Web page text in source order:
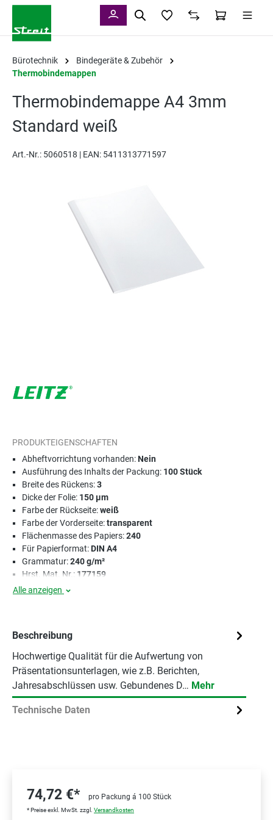
Bürotechnik
Bindegeräte & Zubehör
Thermobindemappen
Thermobindemappe A4 3mm
Standard weiß
Art.-Nr.: 5060518 | EAN: 5411313771597
PRODUKTEIGENSCHAFTEN
Abheftvorrichtung vorhanden:Nein
Ausführung des Inhalts der Packung: 100 Stück
Breite des Rückens:3
Dicke der Folie: 150 µm
Farbe der Rückseite:weiß
Farbe der Vorderseite:transparent
Flächenmasse des Papiers:240
Für Papierformat:DIN A4
Grammatur:240 g/m²
Hrst. Mat. Nr.: 177159
Alle anzeigen
Beschreibung
Hochwertige Qualität für die Aufwertung von
Präsentationsunterlagen, wie z.B. Berichten,
Jahresabschlüssen usw. Gebundenes D… Mehr
Technische Daten
74,72 €* pro Packung á 100 Stück
* Preise exkl. MwSt. zzgl. Versandkosten